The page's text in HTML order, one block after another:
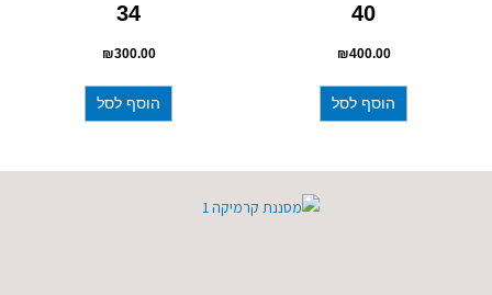
40
₪400.00
הוסף לסל
34
₪300.00
הוסף לסל